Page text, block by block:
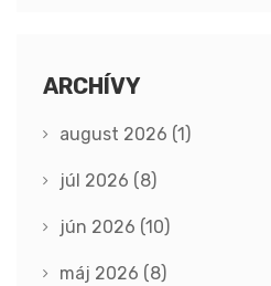
ARCHÍVY
august 2026 (1)
júl 2026 (8)
jún 2026 (10)
máj 2026 (8)